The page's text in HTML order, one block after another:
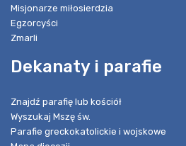
Misjonarze miłosierdzia
Egzorcyści
Zmarli
Dekanaty i parafie
Znajdź parafię lub kościół
Wyszukaj Mszę św.
Parafie greckokatolickie i wojskowe